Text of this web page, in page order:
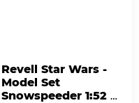
Revell Star Wars -
Model Set
Snowspeeder 1:52 -